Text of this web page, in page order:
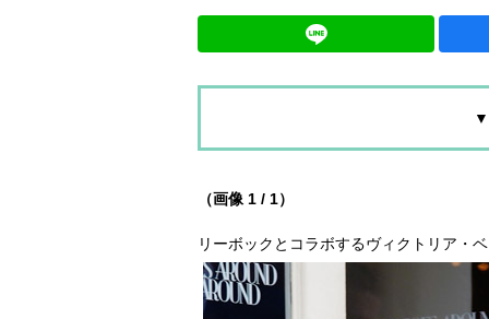
▼
（画像 1 / 1）
リーボックとコラボするヴィクトリア・